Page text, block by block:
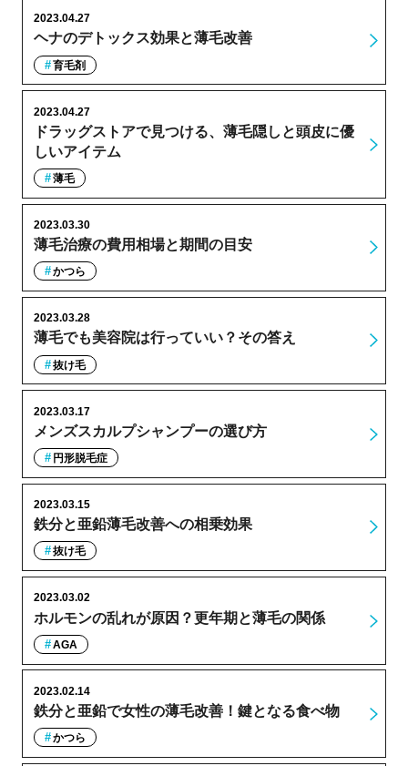
ヘナのデトックス効果と薄毛改善
2023.04.27
育毛剤
ドラッグストアで見つける、薄毛隠しと頭皮に優
しいアイテム
2023.04.27
薄毛
薄毛治療の費用相場と期間の目安
2023.03.30
かつら
薄毛でも美容院は行っていい？その答え
2023.03.28
抜け毛
メンズスカルプシャンプーの選び方
2023.03.17
円形脱毛症
鉄分と亜鉛薄毛改善への相乗効果
2023.03.15
抜け毛
ホルモンの乱れが原因？更年期と薄毛の関係
2023.03.02
AGA
鉄分と亜鉛で女性の薄毛改善！鍵となる食べ物
2023.02.14
かつら